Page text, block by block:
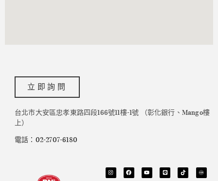
立即詢問
台北市大安區忠孝東路四段166號11樓-1號 （彰化銀行、Mango樓
上）
電話：02-2707-6180